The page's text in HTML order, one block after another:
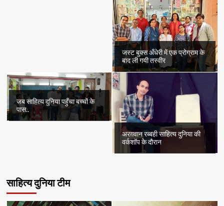
जस्ट बुक्स अँधेरी में एक प्रोग्राम के
बाद ली गयी तस्वीर
जब साहित्य दुनिया पहुँचा बच्चों के
पास..
अरग़वान रब्बही साहित्य दुनिया की
वर्कशॉप के दौरान
साहित्य दुनिया टीम